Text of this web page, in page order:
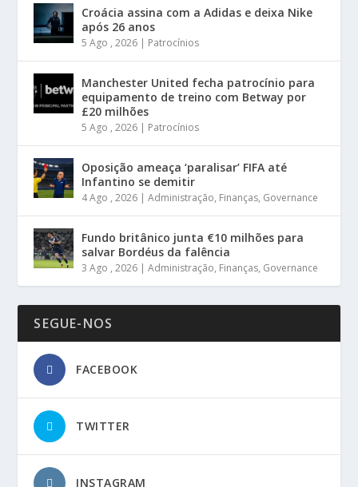
Croácia assina com a Adidas e deixa Nike
após 26 anos
5 Ago , 2026 | Patrocínios
Manchester United fecha patrocínio para
equipamento de treino com Betway por
£20 milhões
5 Ago , 2026 | Patrocínios
Oposição ameaça ‘paralisar’ FIFA até
Infantino se demitir
4 Ago , 2026 |Administração, Finanças, Governance
Fundo britânico junta €10 milhões para
salvar Bordéus da falência
3 Ago , 2026 |Administração, Finanças, Governance
SEGUE-NOS
FACEBOOK
TWITTER
INSTAGRAM